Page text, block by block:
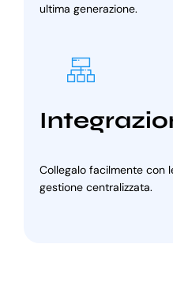
ultima generazione.
Collegalo facilmente con
gestione centralizzata.